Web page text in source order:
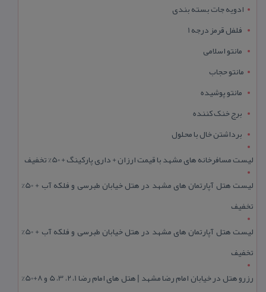
ادویه جات بسته بندی
فلفل قرمز درجه 1
مانتو اسلامی
مانتو حجاب
مانتو پوشیده
برج خنک کننده
برداشتن خال با محلول
لیست مسافرخانه های مشهد با قیمت ارزان + داری پارکینگ + 50% تخفیف
لیست هتل آپارتمان های مشهد در هتل خیابان طبرسی و فلکه آب + 50%
تخفیف
لیست هتل آپارتمان های مشهد در هتل خیابان طبرسی و فلکه آب + 50%
تخفیف
رزرو هتل در خیابان امام رضا مشهد | هتل‌ های امام رضا 1، 2، 3، 5 و 8+50%